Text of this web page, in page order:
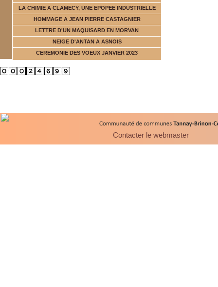
LA CHIMIE A CLAMECY, UNE EPOPEE INDUSTRIELLE
HOMMAGE A JEAN PIERRE CASTAGNIER
LETTRE D'UN MAQUISARD EN MORVAN
NEIGE D'ANTAN A ASNOIS
CEREMONIE DES VOEUX JANVIER 2023
Contacter le webmaster